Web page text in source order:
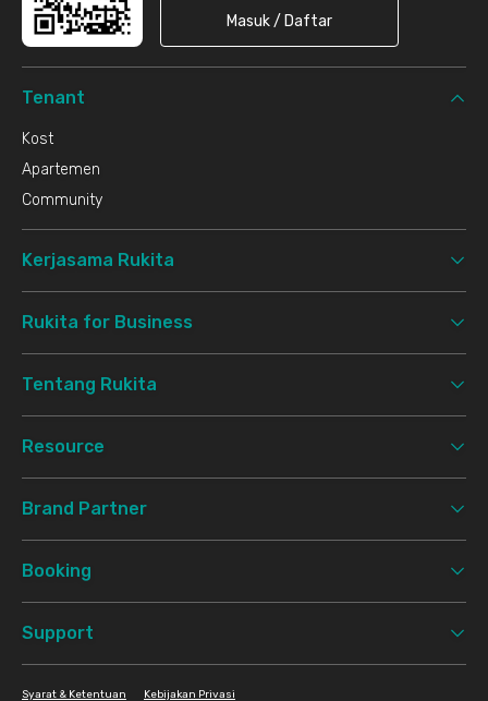
Masuk / Daftar
Tenant
Kost
Apartemen
Community
Kerjasama Rukita
Rukita for Business
Tentang Rukita
Resource
Brand Partner
Booking
Support
Syarat & Ketentuan Kebijakan Privasi